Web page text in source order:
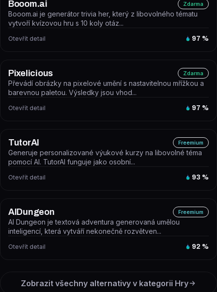
Booom.ai Zdarma
Booom.ai je generátor trivia her, který z libovolného tématu
vytvoří kvízovou hru s 10 koly otáz...
Otevřít detail 97 %
Pixelicious Zdarma
Převádí obrázky na pixelové umění s nastavitelnou mřížkou a
barevnou paletou. Výsledky jsou vhod...
Otevřít detail 97 %
TutorAI Freemium
Generuje personalizované výukové kurzy na libovolné téma
pomocí AI. TutorAI funguje jako osobní...
Otevřít detail 93 %
AIDungeon Freemium
AI Dungeon je textová adventura generovaná umělou
inteligencí, která vytváří nekonečně rozvětven...
Otevřít detail 92 %
Zobrazit všechny alternativy v kategorii Hry